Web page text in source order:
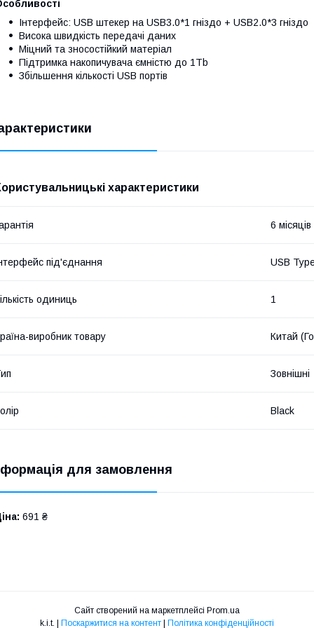
Інтерфейс: USB штекер на USB3.0*1 гніздо + USB2.0*3 гніздо
Висока швидкість передачі даних
Міцний та зносостійкий матеріал
Підтримка накопичувача ємністю до 1Tb
Збільшення кількості USB портів
характеристики
6 місяців
під'єднання USB
одиниць 1
виробник товару Китай
Зовнішні
Black
для замовлення
691 ₴
Сайт створений на маркетплейсі Prom.ua
Поскаржитися на контент Політика конфіденційності